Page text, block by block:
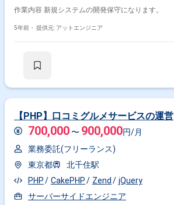
作業内容 新規システムの開発保守になります。
5年前・ 提供元: アットエンジニア
【PHP】口コミグルメサービスの運営
700,000 〜 900,000円/月
業務委託(フリーランス)
東京都
北千住駅
PHP
CakePHP Zend
jQuery
サーバーサイドエンジニア